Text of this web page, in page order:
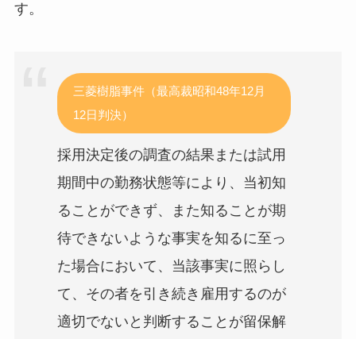
す。
三菱樹脂事件（最高裁昭和48年12月
12日判決）
採用決定後の調査の結果または試用
期間中の勤務状態等により、当初知
ることができず、また知ることが期
待できないような事実を知るに至っ
た場合において、当該事実に照らし
て、その者を引き続き雇用するのが
適切でないと判断することが留保解